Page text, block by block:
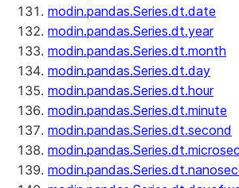
modin.pandas.Series.dt.date
modin.pandas.Series.dt.year
modin.pandas.Series.dt.month
modin.pandas.Series.dt.day
modin.pandas.Series.dt.hour
modin.pandas.Series.dt.minute
modin.pandas.Series.dt.second